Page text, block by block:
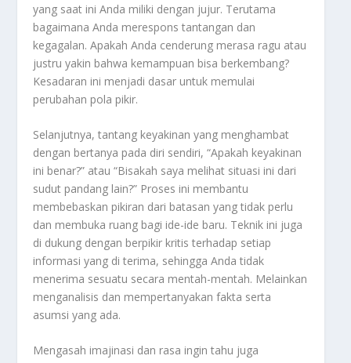
yang saat ini Anda miliki dengan jujur. Terutama
bagaimana Anda merespons tantangan dan
kegagalan. Apakah Anda cenderung merasa ragu atau
justru yakin bahwa kemampuan bisa berkembang?
Kesadaran ini menjadi dasar untuk memulai
perubahan pola pikir.
Selanjutnya, tantang keyakinan yang menghambat
dengan bertanya pada diri sendiri, “Apakah keyakinan
ini benar?” atau “Bisakah saya melihat situasi ini dari
sudut pandang lain?” Proses ini membantu
membebaskan pikiran dari batasan yang tidak perlu
dan membuka ruang bagi ide-ide baru. Teknik ini juga
di dukung dengan berpikir kritis terhadap setiap
informasi yang di terima, sehingga Anda tidak
menerima sesuatu secara mentah-mentah. Melainkan
menganalisis dan mempertanyakan fakta serta
asumsi yang ada.
Mengasah imajinasi dan rasa ingin tahu juga